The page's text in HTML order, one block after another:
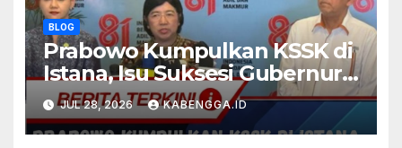
BLOG
Prabowo Kumpulkan KSSK di
Istana, Isu Suksesi Gubernur
BI Belum Dibahas
JUL 28, 2026 KABENGGA.ID